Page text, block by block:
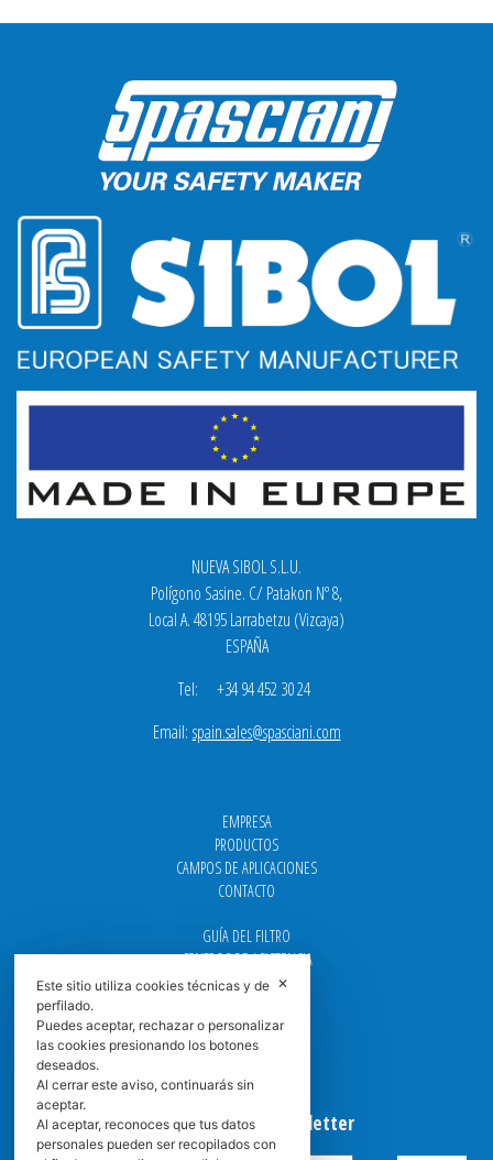
NUEVA SIBOL S.L.U.
Polígono Sasine. C/ Patakon Nº 8,
Local A. 48195 Larrabetzu (Vizcaya)
ESPAÑA
Tel: +34 94 452 30 24
Email: spain.sales@spasciani.com
EMPRESA
PRODUCTOS
CAMPOS DE APLICACIONES
CONTACTO
GUÍA DEL FILTRO
CENTROS DE ASISTENCIA
DOWNLOAD
FAQ
CARRERA
GRADUADAS
Suscribirse a la Newsletter
✕
Este sitio utiliza cookies técnicas y de
perfilado.
Puedes aceptar, rechazar o personalizar
las cookies presionando los botones
deseados.
Al cerrar este aviso, continuarás sin
aceptar.
Al aceptar, reconoces que tus datos
personales pueden ser recopilados con